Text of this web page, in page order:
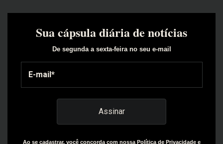
Sua cápsula diária de notícias
De segunda a sexta-feira no seu e-mail
Ao se cadastrar, você concorda com nossa Política de Privacidade e